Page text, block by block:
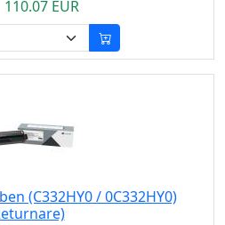
EUR
(C332HY0 / 0C332HY0)